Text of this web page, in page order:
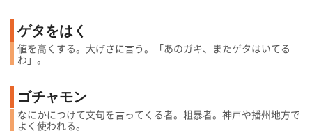
ゲタをはく
値を高くする。大げさに言う。「あのガキ、またゲタはいてる
わ」。
ゴチャモン
なにかにつけて文句を言ってくる者。粗暴者。神戸や播州地方で
よく使われる。